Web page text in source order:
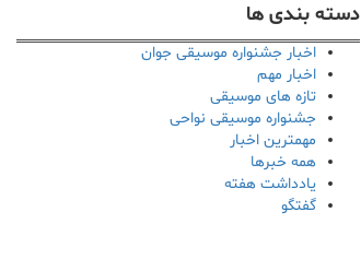
دسته بندی ها
اخبار جشنواره موسیقی جوان
اخبار مهم
تازه های موسیقی
جشنواره موسیقی نواحی
مهمترین اخبار
همه خبرها
یادداشت هفته
گفتگو